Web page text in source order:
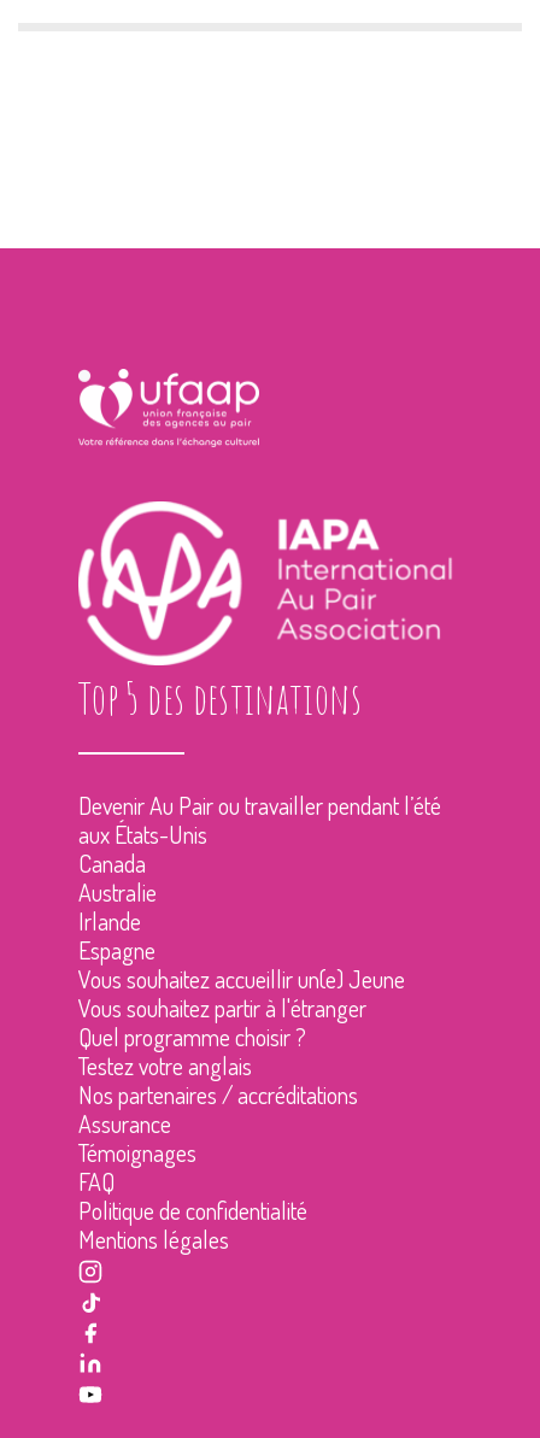
Top 5 des destinations
Devenir Au Pair ou travailler pendant l’été
aux États-Unis
Canada
Australie
Irlande
Espagne
Vous souhaitez accueillir un(e) Jeune
Vous souhaitez partir à l'étranger
Quel programme choisir ?
Testez votre anglais
Nos partenaires / accréditations
Assurance
Témoignages
FAQ
Politique de confidentialité
Mentions légales